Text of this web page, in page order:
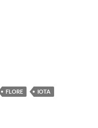
FLORE
IOTA